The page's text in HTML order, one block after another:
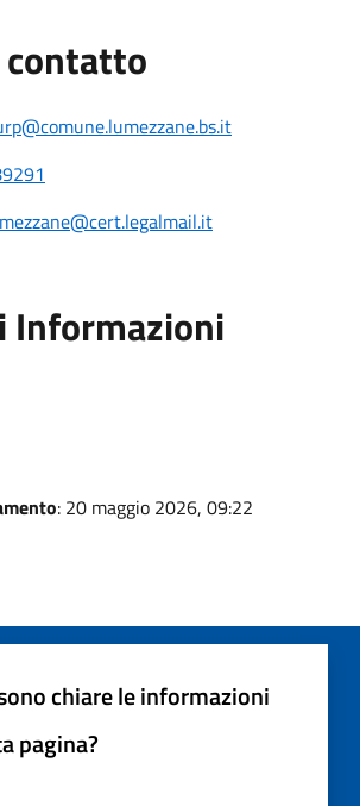
Informazioni
: 20 maggio 2026, 09:22
chiare le informazioni
pagina?